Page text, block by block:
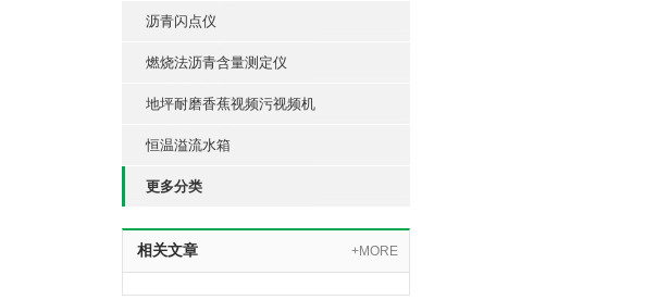
沥青闪点仪
燃烧法沥青含量测定仪
地坪耐磨香蕉视频污视频机
恒温溢流水箱
更多分类
相关文章 +MORE